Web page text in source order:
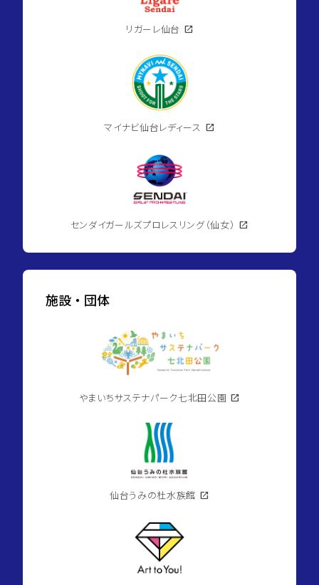
リガーレ仙台 open_in_new
マイナビ仙台レディース open_in_new
センダイガールズプロレスリング（仙女） open_in_new
施設・団体
やまいちサステナパーク七北田公園 open_in_new
仙台うみの杜水族館 open_in_new